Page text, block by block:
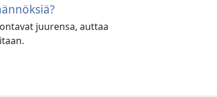
juurensa, auttaa